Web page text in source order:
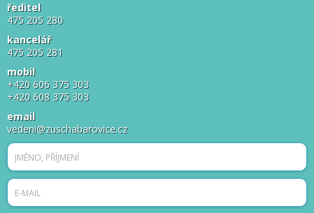
ředitel
475 205 280
kancelář
475 205 281
mobil
+420 606 375 303
+420 608 375 303
email
vedeni@zuschabarovice.cz